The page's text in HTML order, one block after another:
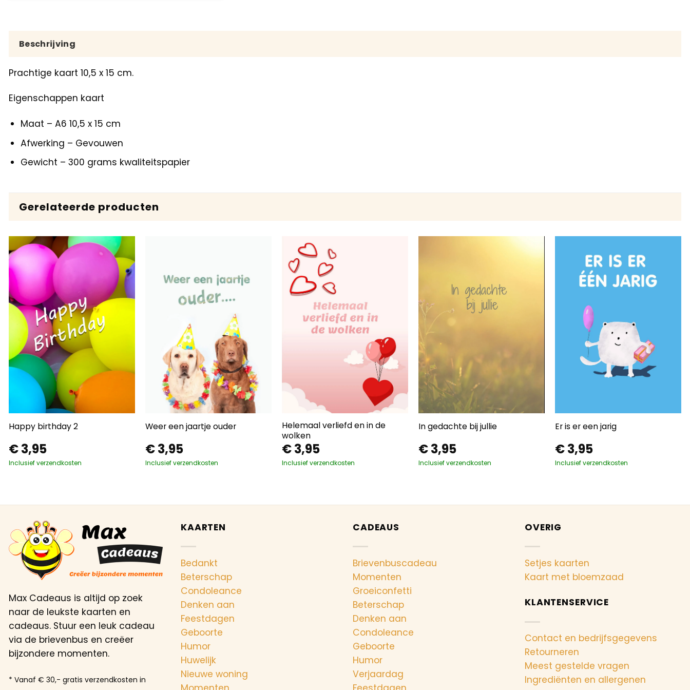
Beschrijving
Prachtige kaart 10,5 x 15 cm.
Eigenschappen kaart
Maat – A6 10,5 x 15 cm
Afwerking – Gevouwen
Gewicht – 300 grams kwaliteitspapier
Gerelateerde producten
Happy birthday 2
€3,95
Inclusief verzendkosten
Weer een jaartje ouder
€3,95
Inclusief verzendkosten
Helemaal verliefd en in de
wolken
€3,95
Inclusief verzendkosten
In gedachte bij jullie
€3,95
Inclusief verzendkosten
Er is er een jarig
€3,95
Inclusief verzendkosten
Max Cadeaus is altijd op zoek
naar de leukste kaarten en
cadeaus. Stuur een leuk cadeau
via de brievenbus en creëer
bijzondere momenten.
* Vanaf € 30,- gratis verzendkosten in
KAARTEN
Bedankt
Beterschap
Condoleance
Denken aan
Feestdagen
Geboorte
Humor
Huwelijk
Nieuwe woning
CADEAUS
Brievenbuscadeau
Momenten
Groeiconfetti
Beterschap
Denken aan
Condoleance
Geboorte
Humor
Verjaardag
OVERIG
Setjes kaarten
Kaart met bloemzaad
KLANTENSERVICE
Contact en bedrijfsgegevens
Retourneren
Meest gestelde vragen
Ingrediënten en allergenen